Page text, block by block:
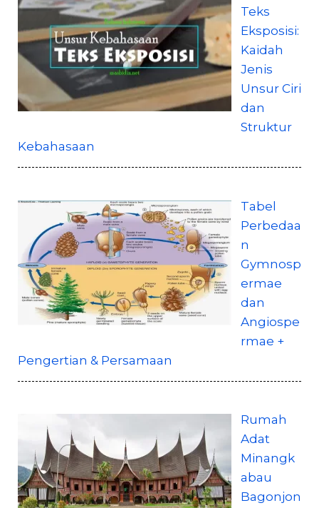
Teks
Eksposisi:
Kaidah
Jenis
Unsur Ciri
dan
Struktur
Kebahasaan
Tabel
Perbedaa
n
Gymnosp
ermae
dan
Angiospe
rmae +
Pengertian & Persamaan
Rumah
Adat
Minangk
abau
Bagonjon